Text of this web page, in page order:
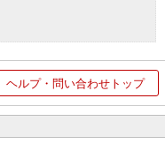
ヘルプ・問い合わせトップ